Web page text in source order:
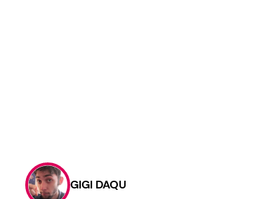
Contattaci
PubblicitàGIGI DAQU